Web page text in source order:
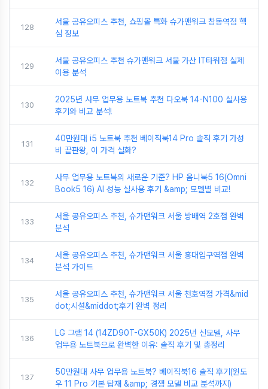
128
서울 공유오피스 추천, 쇼핑몰 특화 슈가맨워크 창동역점 핵
심 정보
129
서울 공유오피스 추천 슈가맨워크 서울 가산 IT타워점 실제
이용 분석
130
2025년 사무 업무용 노트북 추천 다오북 14-N100 실사용
후기와 비교 분석!
131
40만원대 i5 노트북 추천 베이직북14 Pro 솔직 후기 가성
비 끝판왕, 이 가격 실화?
132
사무 업무용 노트북의 새로운 기준? HP 옴니북5 16(Omni
Book5 16) AI 성능 실사용 후기 &amp; 모델별 비교!
133
서울 공유오피스 추천, 슈가맨워크 서울 방배역 2호점 완벽
분석
134
서울 공유오피스 추천, 슈가맨워크 서울 홍대입구역점 완벽
분석 가이드
135
서울 공유오피스 추천, 슈가맨워크 서울 천호역점 가격&mid
dot;시설&middot;후기 완벽 정리
136
LG 그램 14 (14ZD90T-GX50K) 2025년 신모델, 사무
업무용 노트북으로 완벽한 이유: 솔직 후기 및 총정리
137
50만원대 사무 업무용 노트북? 베이직북16 솔직 후기(윈도
우 11 Pro 기본 탑재 &amp; 경쟁 모델 비교 분석까지)